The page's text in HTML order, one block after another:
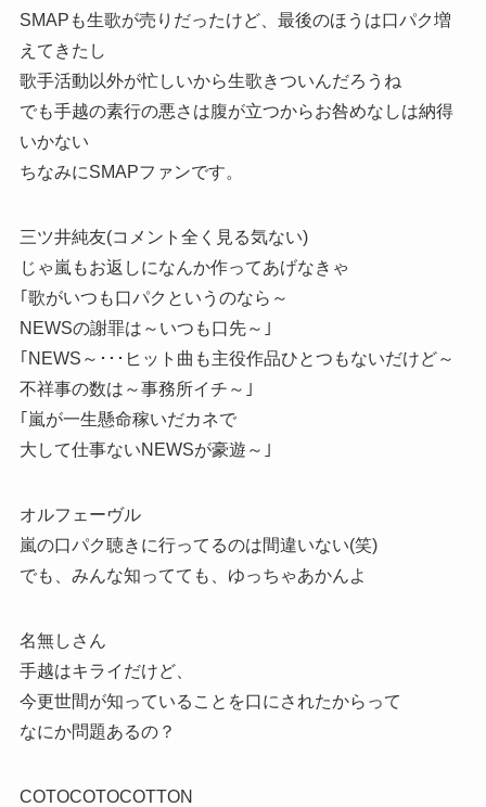
SMAPも生歌が売りだったけど、最後のほうは口パク増
えてきたし
歌手活動以外が忙しいから生歌きついんだろうね
でも手越の素行の悪さは腹が立つからお咎めなしは納得
いかない
ちなみにSMAPファンです。
三ツ井純友(コメント全く見る気ない)
じゃ嵐もお返しになんか作ってあげなきゃ
｢歌がいつも口パクというのなら～
NEWSの謝罪は～いつも口先～｣
｢NEWS～･･･ヒット曲も主役作品ひとつもないだけど～
不祥事の数は～事務所イチ～｣
｢嵐が一生懸命稼いだカネで
大して仕事ないNEWSが豪遊～｣
オルフェーヴル
嵐の口パク聴きに行ってるのは間違いない(笑)
でも、みんな知ってても、ゆっちゃあかんよ
名無しさん
手越はキライだけど、
今更世間が知っていることを口にされたからって
なにか問題あるの？
COTOCOTOCOTTON